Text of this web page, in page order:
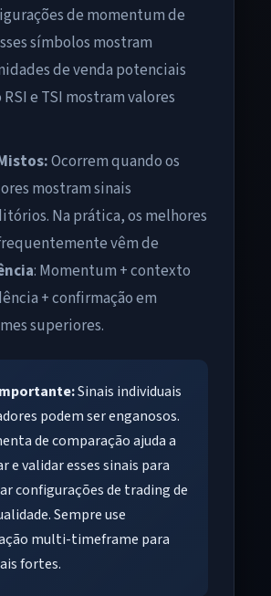
de momentum de
símbolos mostram
de venda potenciais
e TSI mostram valores
Ocorrem quando os
mostram sinais
Na prática, os melhores
vêm de
: Momentum + contexto
+ confirmação em
superiores.
Sinais individuais
podem ser enganosos.
de comparação ajuda a
e validar esses sinais para
configurações de trading de
Sempre use
multi-timeframe para
fortes.